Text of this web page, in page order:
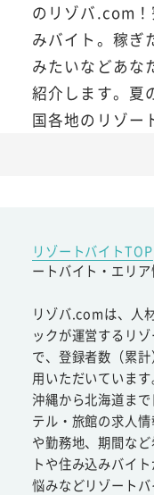
のリゾバ.com
みバイト。稼ぎ
みたいなどあな
紹介します。夏
国各地のリゾー
リゾートバイトTOP
ートバイト・エリ
リゾバ.comは、人
ックが運営するリ
で、登録者数（累
用いただいています
沖縄から北海道ま
テル・旅館の求人
や勤務地、期間な
トや住み込みバイ
悩みなどリゾート